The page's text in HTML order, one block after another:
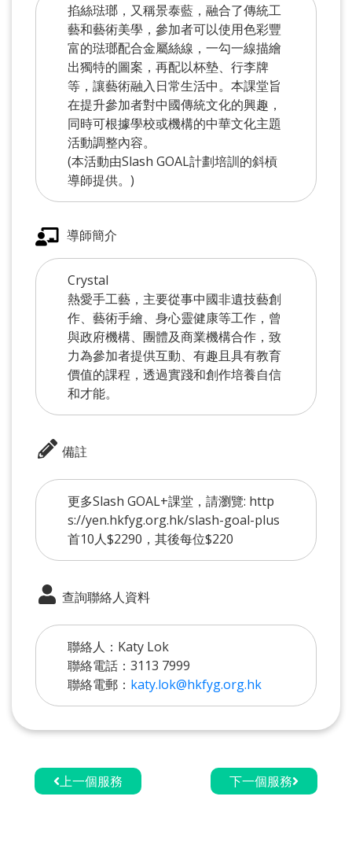
掐絲琺瑯，又稱景泰藍，融合了傳統工
藝和藝術美學，參加者可以使用色彩豐
富的琺瑯配合金屬絲線，一勾一線描繪
出獨特的圖案，再配以杯墊、行李牌
等，讓藝術融入日常生活中。本課堂旨
在提升參加者對中國傳統文化的興趣，
同時可根據學校或機構的中華文化主題
活動調整內容。
(本活動由Slash GOAL計劃培訓的斜槓
導師提供。)
導師簡介
Crystal
熱愛手工藝，主要從事中國非遺技藝創
作、藝術手繪、身心靈健康等工作，曾
與政府機構、團體及商業機構合作，致
力為參加者提供互動、有趣且具有教育
價值的課程，透過實踐和創作培養自信
和才能。
備註
更多Slash GOAL+課堂，請瀏覽: http
s://yen.hkfyg.org.hk/slash-goal-plus
首10人$2290，其後每位$220
查詢聯絡人資料
聯絡人：Katy Lok
聯絡電話：3113 7999
聯絡電郵： katy.lok@hkfyg.org.hk
上一個服務 下一個服務